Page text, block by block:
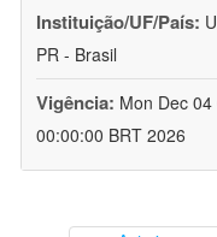
Instituição/UF/País:
PR - Brasil
Vigência: Mon Dec
00:00:00 BRT 2026